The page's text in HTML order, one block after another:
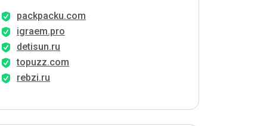
packpacku.com
igraem.pro
detisun.ru
topuzz.com
rebzi.ru